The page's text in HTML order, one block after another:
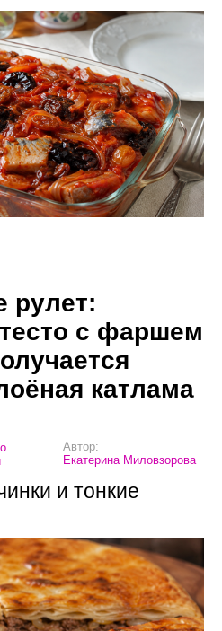
рулет:
с фаршем
катлама
Автор:
Екатерина Миловзорова
и тонкие